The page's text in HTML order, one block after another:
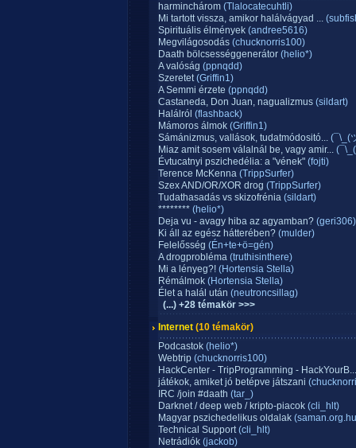
harminchárom (Tlalocatecuhtli)
Mi tartott vissza, amikor halálvágyad ...
Spirituális élmények (andree5616)
Megvilágosodás (chucknorris100)
Daath bölcsességgenerátor (helio*)
A valóság (ppnqdd)
Szeretet(Griffin1)
A Semmi érzete (ppnqdd)
Castaneda, Don Juan, nagualizmus (sildart)
Halálról (flashback)
Mámoros álmok (Griffin1)
Sámánizmus, vallások, tudatmódositó... (¯\_(
Miaz amit sosem válalnál be, vagy amir...
Évtucatnyi pszichedélia: a "vének" (fojti)
Terence McKenna (TrippSurfer)
Szex AND/OR/XOR drog (TrippSurfer)
Tudathasadás vs skizofrénia (sildart)
******** (helio*)
Deja vu - avagy hiba az agyamban? (geri306)
Ki áll az egész hátterében? (mulder)
Felelősség (Én+te+ö=gén)
A drogprobléma (truthisinthere)
Mi a lényeg?! (Hortensia Stella)
Rémálmok (Hortensia Stella)
Élet a halál után (neutroncsillag)
(...) +28 témakör >>>
Internet (10 témakör)
Podcastok (helio*)
Webtrip (chucknorris100)
HackCenter - TripProgramming - HackYourB...
játékok, amiket jó betépve játszani
IRC /join #daath (tar_)
Darknet / deep web / kripto-piacok (cli_hlt)
Magyar pszichedelikus oldalak
Technical Support(cli_hlt)
Netrádiók (jackob)